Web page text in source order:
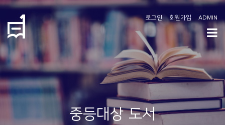
로그인 회원가입 ADMIN
중등대상 도서
도
협
소